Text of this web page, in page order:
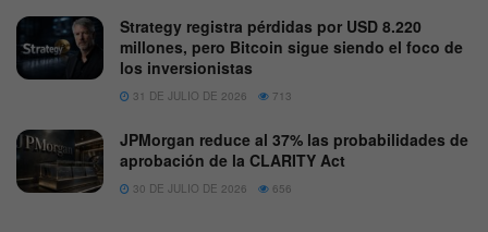
Strategy registra pérdidas por USD 8.220
millones, pero Bitcoin sigue siendo el foco de
los inversionistas
31 DE JULIO DE 2026 713
JPMorgan reduce al 37% las probabilidades de
aprobación de la CLARITY Act
30 DE JULIO DE 2026 656